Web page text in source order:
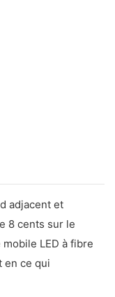
adjacent et
8 cents sur le
LED à fibre
en ce qui